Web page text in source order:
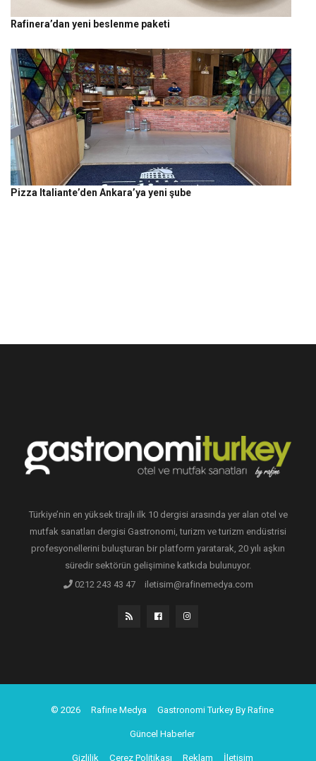
Rafinera’dan yeni beslenme paketi
Pizza Italiante’den Ankara’ya yeni şube
Türkiye’nin en yüksek tirajlı ilk 10 dergisi arasında yer alan otel ve
mutfak sanatları dergisi Gastronomi, turizm ve turizm endüstrisi
profesyonellerini buluşturan bir platform yaratarak, 20 yılı aşkın
süredir sektörün gelişimine katkıda bulunuyor.
0212 243 43 47
iletisim@rafinemedya.com
© 2026 Rafine Medya Gastronomi Turkey By Rafine
Güncel Haberler
Gizlilik Çerez Politikası Reklam İletişim